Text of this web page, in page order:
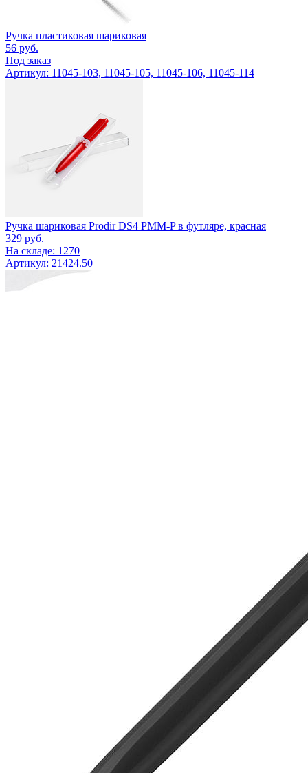
Ручка пластиковая шариковая
56 руб.
Под заказ
Артикул: 11045-103, 11045-105, 11045-106, 11045-114
Ручка шариковая Prodir DS4 PMM-P в футляре, красная
329 руб.
На складе: 1270
Артикул: 21424.50